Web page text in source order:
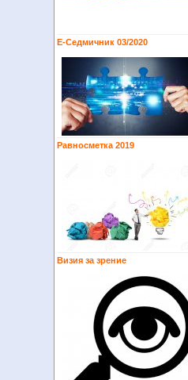
Е-Седмичник 03/2020
Равносметка 2019
Визия за зрение